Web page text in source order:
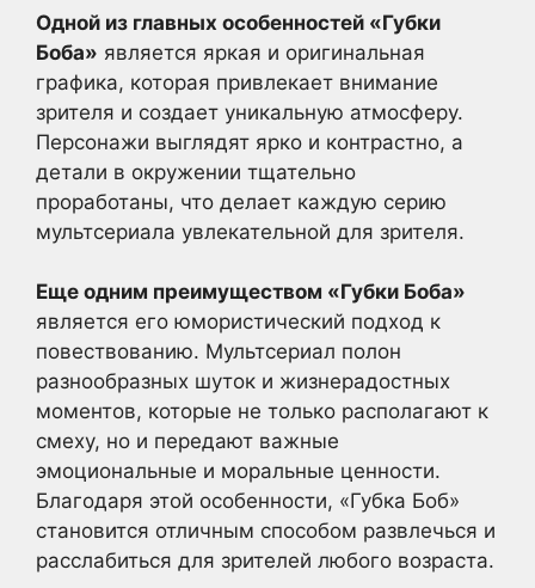
Одной из главных особенностей «Губки
Боба» является яркая и оригинальная
графика, которая привлекает внимание
зрителя и создает уникальную атмосферу.
Персонажи выглядят ярко и контрастно, а
детали в окружении тщательно
проработаны, что делает каждую серию
мультсериала увлекательной для зрителя.
Еще одним преимуществом «Губки Боба»
является его юмористический подход к
повествованию. Мультсериал полон
разнообразных шуток и жизнерадостных
моментов, которые не только располагают к
смеху, но и передают важные
эмоциональные и моральные ценности.
Благодаря этой особенности, «Губка Боб»
становится отличным способом развлечься и
расслабиться для зрителей любого возраста.